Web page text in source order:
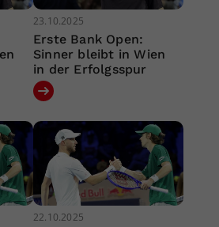
23.10.2025
Erste Bank Open:
Sinner bleibt in Wien
in der Erfolgsspur
22.10.2025